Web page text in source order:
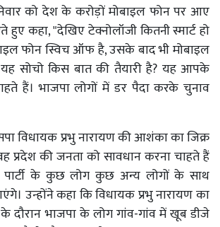
को देश के करोड़ों मोबाइल फोन पर आए
हुए कहा, "देखिए टेक्नोलॉजी कितनी स्मार्ट हो
फोन स्विच ऑफ है, उसके बाद भी मोबाइल
सोचो किस बात की तैयारी है? यह आपके
हैं। भाजपा लोगों में डर पैदा करके चुनाव
विधायक प्रभु नारायण की आशंका का जिक्र
प्रदेश की जनता को सावधान करना चाहते हैं
पार्टी के कुछ लोग कुछ अन्य लोगों के साथ
उन्होंने कहा कि विधायक प्रभु नारायण का
दौरान भाजपा के लोग गांव-गांव में खूब डीजे